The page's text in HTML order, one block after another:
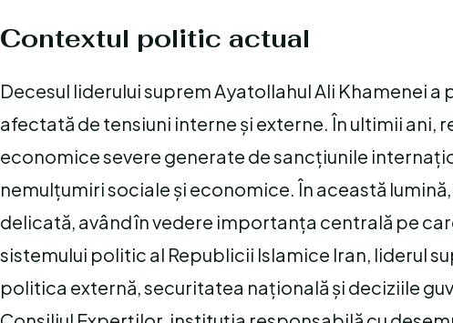
Contextul politic actual
Decesul liderului suprem Ayatollahul Ali Khamenei
afectată de tensiuni interne și externe. În ultimii ani,
economice severe generate de sancțiunile
nemulțumiri sociale și economice. În această
delicată, având în vedere importanța centrală pe
sistemului politic al Republicii Islamice Iran, liderul
politica externă, securitatea națională și deciziile